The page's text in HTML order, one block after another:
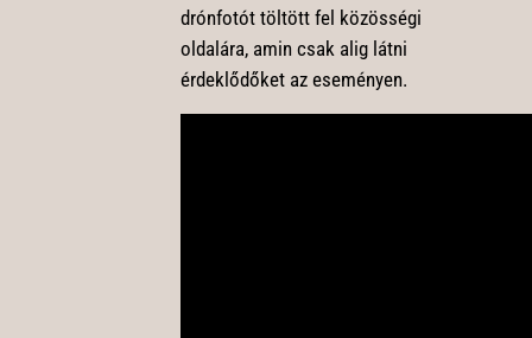
drónfotót töltött fel közösségi
oldalára, amin csak alig látni
érdeklődőket az eseményen.